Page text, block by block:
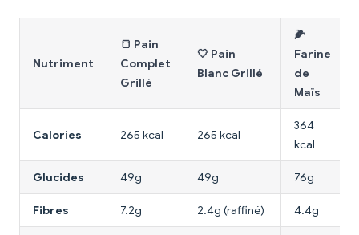
Nutriment
🍞 Pain
Complet
Grillé
🤍 Pain
Blanc Grillé
🌽
Farine
de
Maïs
Calories 265 kcal 265 kcal
364
kcal
Glucides 49g 49g 76g
Fibres 7.2g 2.4g (raffiné) 4.4g